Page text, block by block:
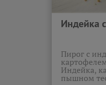
Индейка
Пирог с
Индейка,
пышном